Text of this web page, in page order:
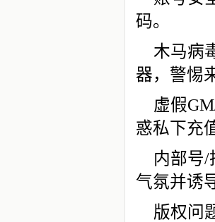
码。
木马病
器，警惕
虚假
惑私下充
内部号/
气氛并诱
版权问